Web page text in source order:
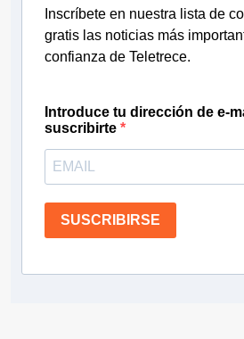
Inscríbete en nuestra lista de
gratis las noticias más
confianza de Teletrece.
Introduce tu dirección de e-
suscribirte
SUSCRIBIRSE